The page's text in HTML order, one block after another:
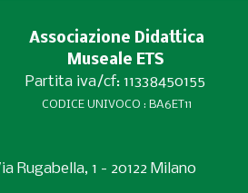
Associazione Didattica
Museale ETS
Partita iva/cf: 11338450155
CODICE UNIVOCO : BA6ET11
Rugabella, 1 - 20122 Milano